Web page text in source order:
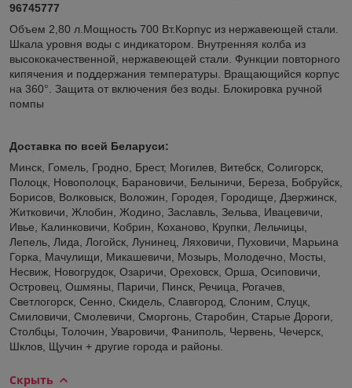
96745777
Объем 2,80 л.Мощность 700 Вт.Корпус из нержавеющей стали.
Шкала уровня воды с индикатором. Внутренняя колба из
высококачественной, нержавеющей стали. Функции повторного
кипячения и поддержания температуры. Вращающийся корпус
на 360°. Защита от включения без воды. Блокировка ручной
помпы
Доставка по всей Беларуси:
Минск, Гомель, Гродно, Брест, Могилев, Витебск, Солигорск,
Полоцк, Новополоцк, Барановичи, Белыничи, Береза, Бобруйск,
Борисов, Волковыск, Воложин, Городея, Городище, Дзержинск,
Житковичи, Жлобин, Жодино, Заславль, Зельва, Ивацевичи,
Ивье, Калинковичи, Кобрин, Коханово, Крупки, Лельчицы,
Лепель, Лида, Логойск, Лунинец, Ляховичи, Пуховичи, Марьина
Горка, Мачулищи, Микашевичи, Мозырь, Молодечно, Мосты,
Несвиж, Новогрудок, Озаричи, Ореховск, Орша, Осиповичи,
Островец, Ошмяны, Паричи, Пинск, Речица, Рогачев,
Светлогорск, Сенно, Скидель, Славгород, Слоним, Слуцк,
Смиловичи, Смолевичи, Сморгонь, Старобин, Старые Дороги,
Столбцы, Толочин, Уваровичи, Фаниполь, Червень, Чечерск,
Шклов, Щучин + другие города и районы.
Скрыть